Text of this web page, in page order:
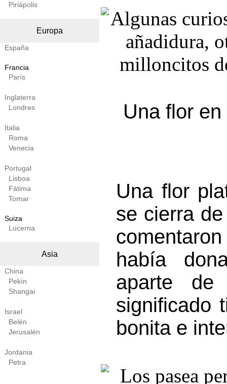
Piriápolis
Europa
España
Francia
París
Inglaterra
Londres
Italia
Roma
Venecia
Portugal
Lisboa
Fátima
Tomar
Suiza
Lucerna
Asia
China
Pekín
Shangai
Israel
Belén
Jerusalén
Jordania
Petra
Una flor
Una flor
se cierra
había
aparte
significado
bonita e